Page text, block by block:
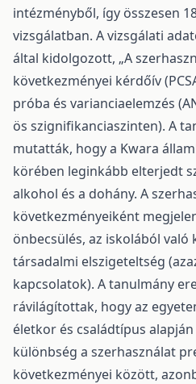
intézményből, így összesen
vizsgálatban. A vizsgálati
által kidolgozott, „A
következményei kérdőív
próba és varianciaelemzés
ös szignifikanciaszinten). A
mutatták, hogy a Kwara
körében leginkább elterjedt
alkohol és a dohány. A
következményeiként
önbecsülés, az iskolából való
társadalmi elszigeteltség
kapcsolatok). A tanulmány
rávilágítottak, hogy az
életkor és családtípus
különbség a szerhasználat
következményei között,